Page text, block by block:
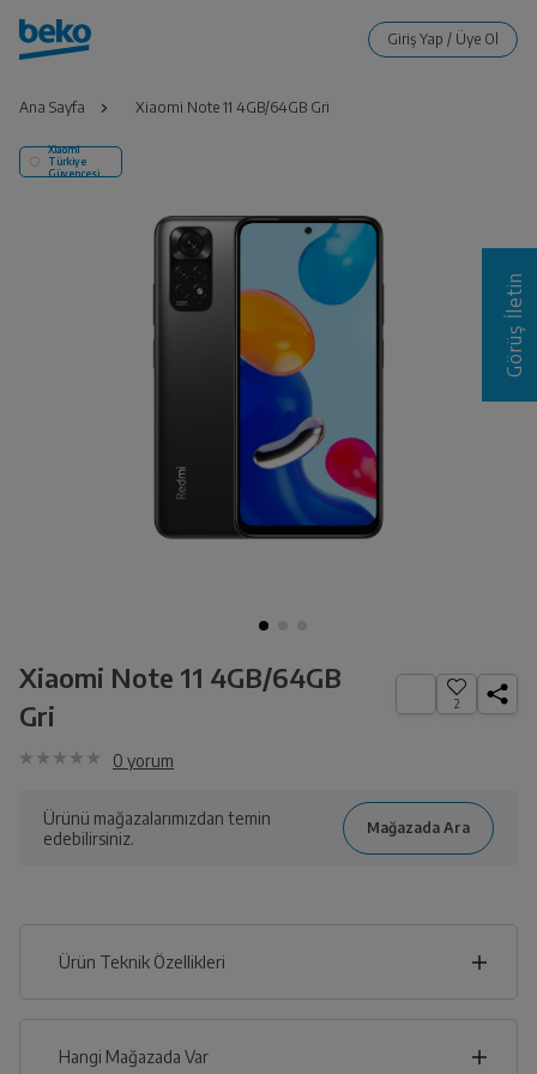
Ana Sayfa Xiaomi Note 11 4GB/64GB Gri
Xiaomi
Türkiye
Güvencesi
Xiaomi Note 11 4GB/64GB
Gri
2
0 yorum
Ürünü mağazalarımızdan temin
edebilirsiniz.
Ürün Teknik Özellikleri
Hangi Mağazada Var
Görüş İletin